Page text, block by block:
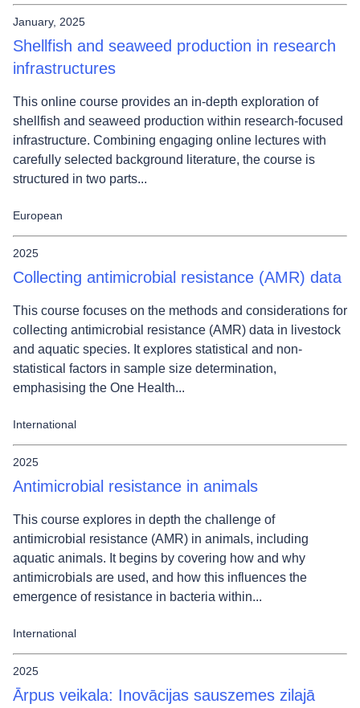
January, 2025
Shellfish and seaweed production in research
infrastructures
This online course provides an in-depth exploration of
shellfish and seaweed production within research-focused
infrastructure. Combining engaging online lectures with
carefully selected background literature, the course is
structured in two parts...
European
2025
Collecting antimicrobial resistance (AMR) data
This course focuses on the methods and considerations for
collecting antimicrobial resistance (AMR) data in livestock
and aquatic species. It explores statistical and non-
statistical factors in sample size determination,
emphasising the One Health...
International
2025
Antimicrobial resistance in animals
This course explores in depth the challenge of
antimicrobial resistance (AMR) in animals, including
aquatic animals. It begins by covering how and why
antimicrobials are used, and how this influences the
emergence of resistance in bacteria within...
International
2025
Ārpus veikala: Inovācijas sauszemes zilajā